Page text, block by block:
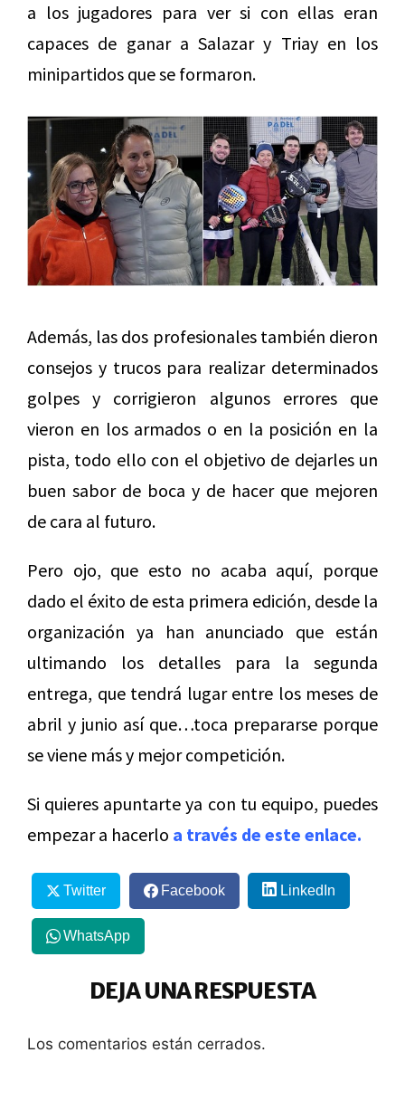
a los jugadores para ver si con ellas eran
capaces de ganar a Salazar y Triay en los
minipartidos que se formaron.
Además, las dos profesionales también dieron
consejos y trucos para realizar determinados
golpes y corrigieron algunos errores que
vieron en los armados o en la posición en la
pista, todo ello con el objetivo de dejarles un
buen sabor de boca y de hacer que mejoren
de cara al futuro.
Pero ojo, que esto no acaba aquí, porque
dado el éxito de esta primera edición, desde la
organización ya han anunciado que están
ultimando los detalles para la segunda
entrega, que tendrá lugar entre los meses de
abril y junio así que…toca prepararse porque
se viene más y mejor competición.
Si quieres apuntarte ya con tu equipo, puedes
empezar a hacerlo a través de este enlace.
Twitter Facebook LinkedIn
WhatsApp
DEJA UNA RESPUESTA
Los comentarios están cerrados.